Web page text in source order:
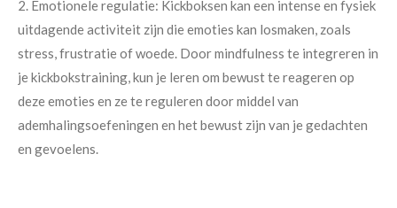
2. Emotionele regulatie: Kickboksen kan een intense en fysiek
uitdagende activiteit zijn die emoties kan losmaken, zoals
stress, frustratie of woede. Door mindfulness te integreren in
je kickbokstraining, kun je leren om bewust te reageren op
deze emoties en ze te reguleren door middel van
ademhalingsoefeningen en het bewust zijn van je gedachten
en gevoelens.